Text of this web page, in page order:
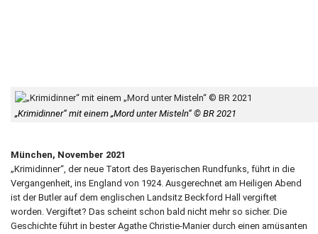
„Krimidinner“ mit einem „Mord unter Misteln“ © BR 2021
München, November 2021
„Krimidinner“, der neue Tatort des Bayerischen Rundfunks, führt in die
Vergangenheit, ins England von 1924. Ausgerechnet am Heiligen Abend
ist der Butler auf dem englischen Landsitz Beckford Hall vergiftet
worden. Vergiftet? Das scheint schon bald nicht mehr so sicher. Die
Geschichte führt in bester Agathe Christie-Manier durch einen amüsanten